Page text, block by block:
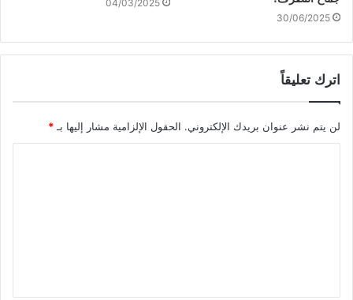
30/06/2025
04/03/2025
اترك تعليقاً
لن يتم نشر عنوان بريدك الإلكتروني. الحقول الإلزامية مشار إليها بـ *
ق